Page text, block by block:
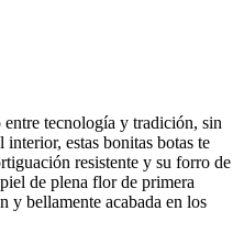
entre tecnología y tradición, sin
estas bonitas botas te
resistente y su forro de
de plena flor de primera
y bellamente acabada en los